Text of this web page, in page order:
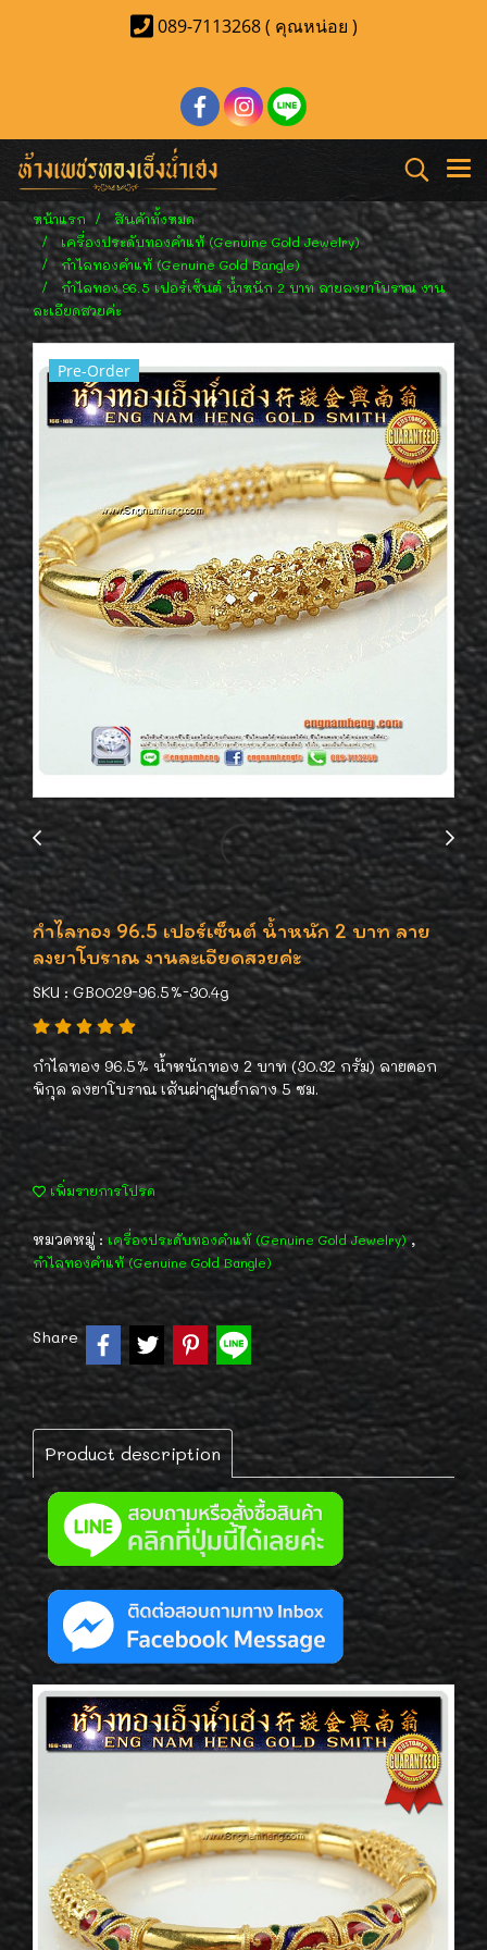
089-7113268 ( คุณหน่อย )
หน้าแรก
สินค้าทั้งหมด
เครื่องประดับทองคำแท้ (Genuine Gold Jewelry)
กำไลทองคำแท้ (Genuine Gold Bangle)
กำไลทอง 96.5 เปอร์เซ็นต์ น้ำหนัก 2 บาท ลายลงยาโบราณ งาน
ละเอียดสวยค่ะ
Pre-Order
กำไลทอง 96.5 เปอร์เซ็นต์ น้ำหนัก 2 บาท ลาย
ลงยาโบราณ งานละเอียดสวยค่ะ
SKU : GB0029-96.5%-30.4g
กำไลทอง 96.5% น้ำหนักทอง 2 บาท (30.32 กรัม) ลายดอก
พิกุล ลงยาโบราณ เส้นผ่าศูนย์กลาง 5 ซม.
เพิ่มรายการโปรด
หมวดหมู่ : เครื่องประดับทองคำแท้ (Genuine Gold Jewelry),
กำไลทองคำแท้ (Genuine Gold Bangle)
Share
Product description